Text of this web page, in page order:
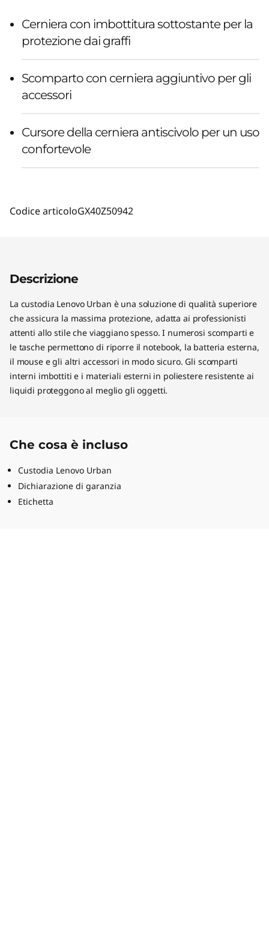
Cerniera con imbottitura sottostante per la
protezione dai graffi
Scomparto con cerniera aggiuntivo per gli
accessori
Cursore della cerniera antiscivolo per un uso
confortevole
Codice articoloGX40Z50942
Descrizione
La custodia Lenovo Urban è una soluzione di qualità superiore
che assicura la massima protezione, adatta ai professionisti
attenti allo stile che viaggiano spesso. I numerosi scomparti e
le tasche permettono di riporre il notebook, la batteria esterna,
il mouse e gli altri accessori in modo sicuro. Gli scomparti
interni imbottiti e i materiali esterni in poliestere resistente ai
liquidi proteggono al meglio gli oggetti.
Che cosa è incluso
Custodia Lenovo Urban
Dichiarazione di garanzia
Etichetta